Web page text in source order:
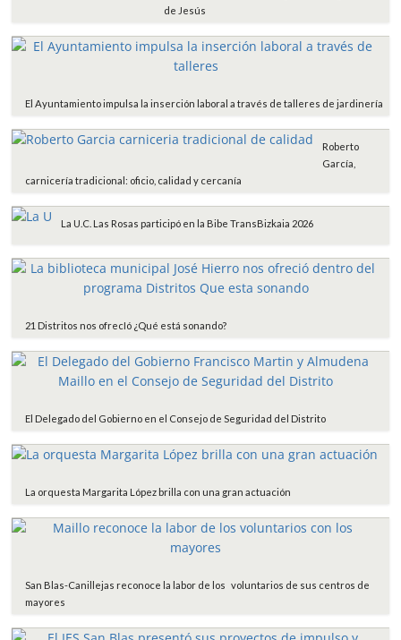
de Jesús
El Ayuntamiento impulsa la inserción laboral a través de talleres de jardinería
Roberto
García,
carnicería tradicional: oficio, calidad y cercanía
La U.C. Las Rosas participó en la Bibe TransBizkaia 2026
21 Distritos nos ofrecIó ¿Qué está sonando?
El Delegado del Gobierno en el Consejo de Seguridad del Distrito
La orquesta Margarita López brilla con una gran actuación
San Blas-Canillejas reconoce la labor de los voluntarios de sus centros de
mayores